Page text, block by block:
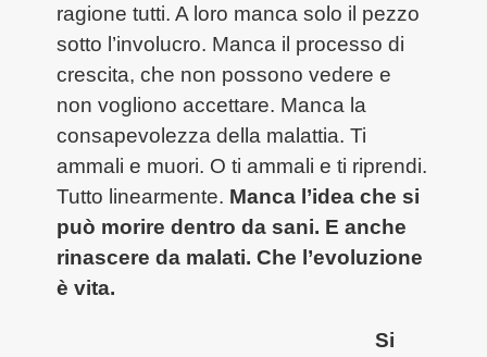
ragione tutti. A loro manca solo il pezzo
sotto l’involucro. Manca il processo di
crescita, che non possono vedere e
non vogliono accettare. Manca la
consapevolezza della malattia. Ti
ammali e muori. O ti ammali e ti riprendi.
Tutto linearmente. Manca l’idea che si
può morire dentro da sani. E anche
rinascere da malati. Che l’evoluzione
è vita.
Si